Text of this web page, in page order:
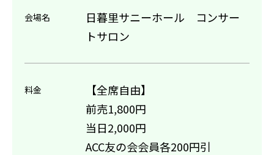
会場名
日暮里サニーホール コンサー
トサロン
料金
【全席自由】
前売1,800円
当日2,000円
ACC友の会会員各200円引